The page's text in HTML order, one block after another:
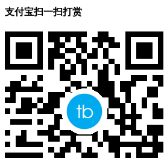
支付宝扫一扫打赏